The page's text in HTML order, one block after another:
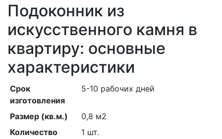
Подоконник из
искусственного камня в
квартиру: основные
характеристики
Срок
изготовления
5-10 рабочих дней
Размер (кв.м.)
0,8 м2
Количество
1 шт.